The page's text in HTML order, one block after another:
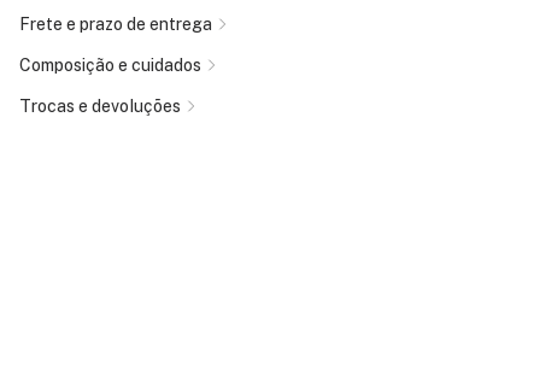
Frete e prazo de entrega
Composição e cuidados
Trocas e devoluções